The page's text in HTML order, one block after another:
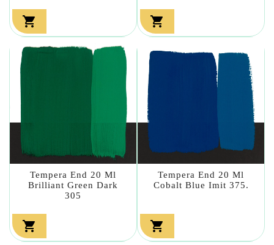
 
Tempera End 20 Ml
Brilliant Green Dark
305

Tempera End 20 Ml
Cobalt Blue Imit 375.
